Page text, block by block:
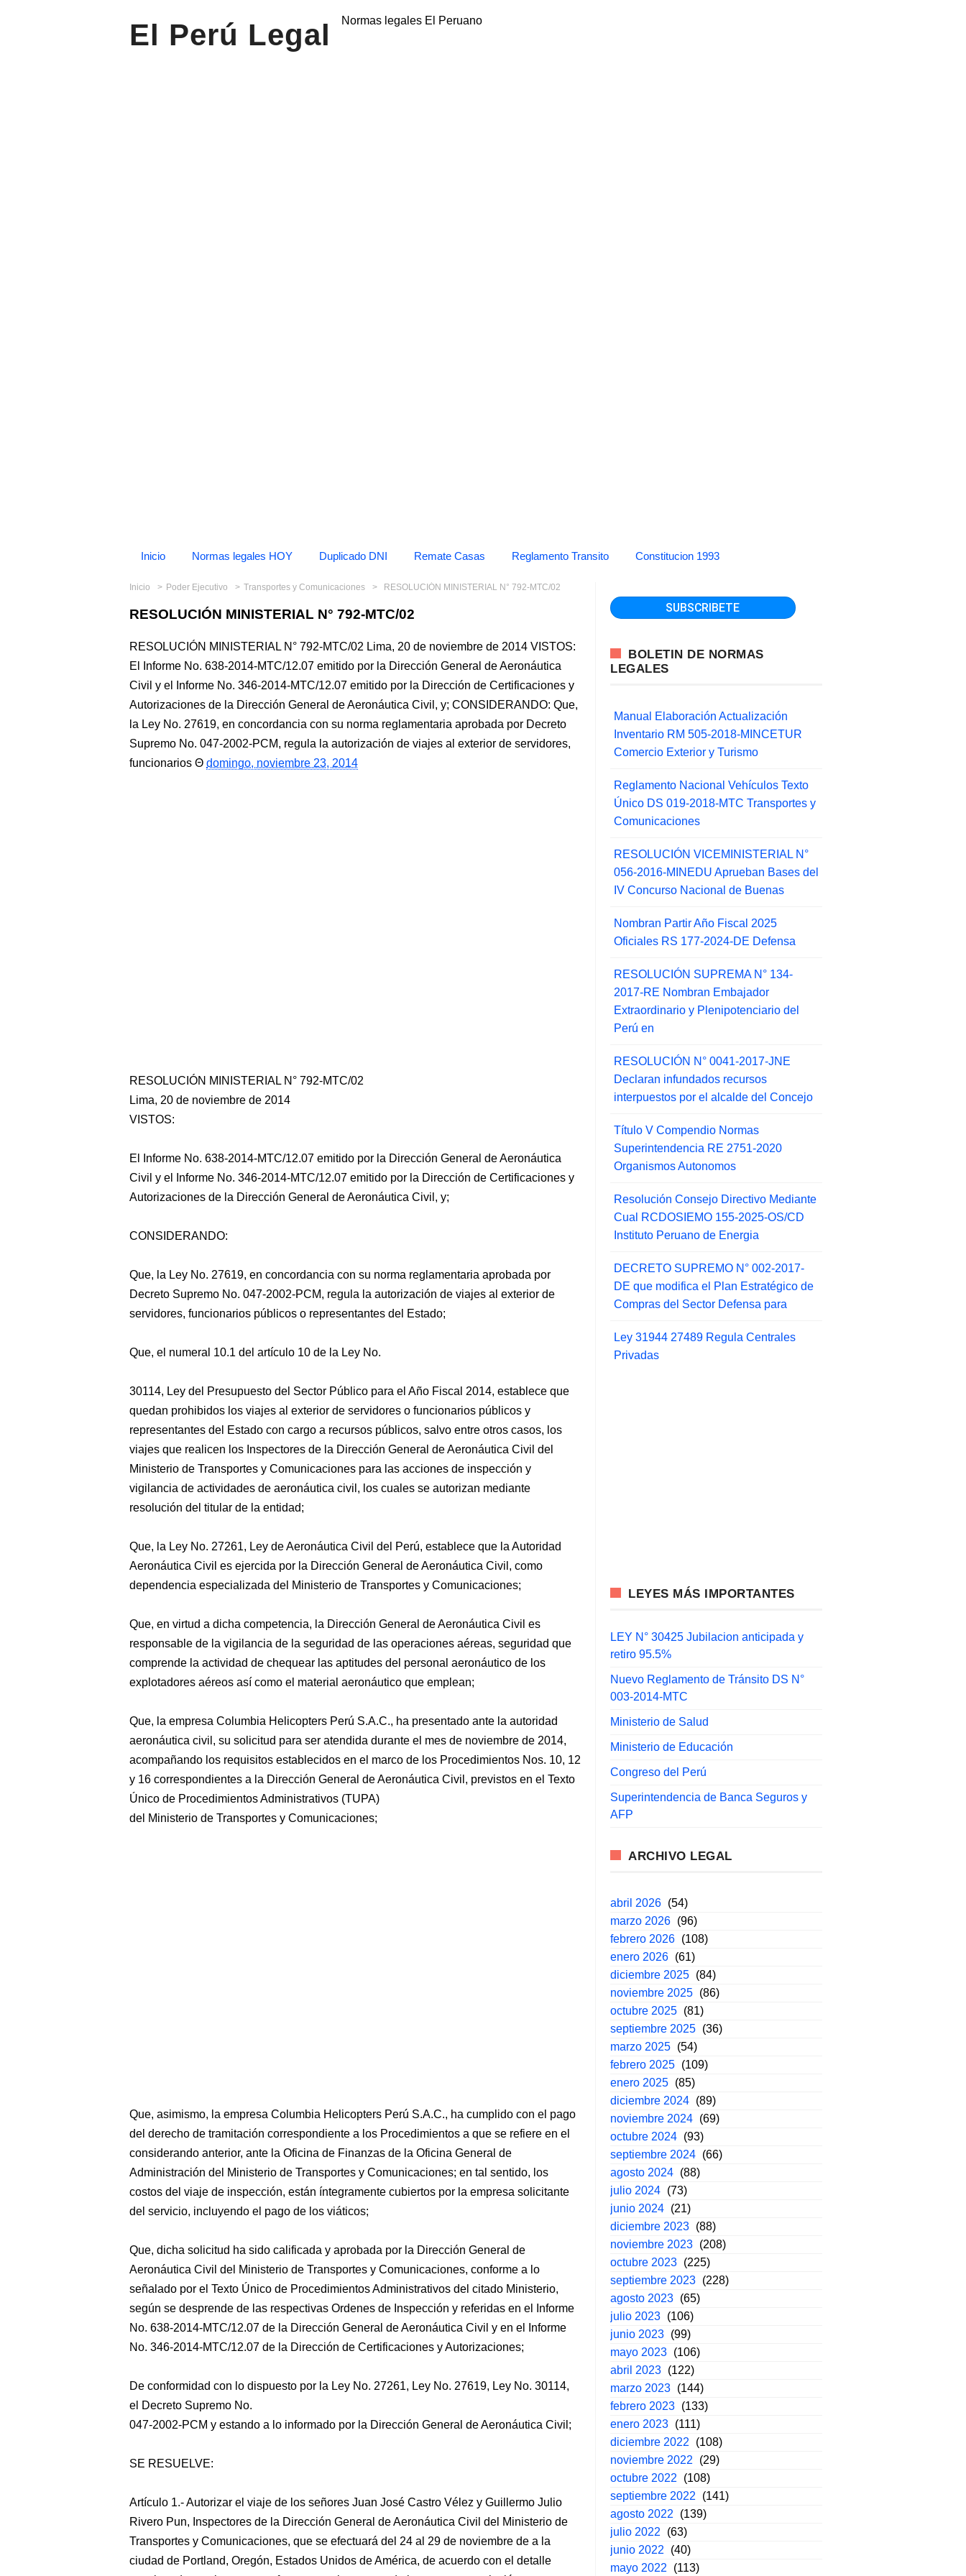
El Perú Legal Normas legales El Peruano
Inicio Normas legales HOY Duplicado DNI Remate Casas Reglamento Transito Constitucion 1993
Inicio Poder Ejecutivo Transportes y Comunicaciones RESOLUCIÓN MINISTERIAL N° 792-MTC/02
RESOLUCIÓN MINISTERIAL N° 792-MTC/02
RESOLUCIÓN MINISTERIAL N° 792-MTC/02 Lima, 20 de noviembre de 2014 VISTOS:
El Informe No. 638-2014-MTC/12.07 emitido por la Dirección General de Aeronáutica
Civil y el Informe No. 346-2014-MTC/12.07 emitido por la Dirección de Certificaciones y
Autorizaciones de la Dirección General de Aeronáutica Civil, y; CONSIDERANDO: Que,
la Ley No. 27619, en concordancia con su norma reglamentaria aprobada por Decreto
Supremo No. 047-2002-PCM, regula la autorización de viajes al exterior de servidores,
funcionarios
domingo, noviembre 23, 2014
RESOLUCIÓN MINISTERIAL N° 792-MTC/02
Lima, 20 de noviembre de 2014
VISTOS:
El Informe No. 638-2014-MTC/12.07 emitido por la Dirección General de Aeronáutica
Civil y el Informe No. 346-2014-MTC/12.07 emitido por la Dirección de Certificaciones y
Autorizaciones de la Dirección General de Aeronáutica Civil, y;
CONSIDERANDO:
Que, la Ley No. 27619, en concordancia con su norma reglamentaria aprobada por
Decreto Supremo No. 047-2002-PCM, regula la autorización de viajes al exterior de
servidores, funcionarios públicos o representantes del Estado;
Que, el numeral 10.1 del artículo 10 de la Ley No.
30114, Ley del Presupuesto del Sector Público para el Año Fiscal 2014, establece que
quedan prohibidos los viajes al exterior de servidores o funcionarios públicos y
representantes del Estado con cargo a recursos públicos, salvo entre otros casos, los
viajes que realicen los Inspectores de la Dirección General de Aeronáutica Civil del
Ministerio de Transportes y Comunicaciones para las acciones de inspección y
vigilancia de actividades de aeronáutica civil, los cuales se autorizan mediante
resolución del titular de la entidad;
Que, la Ley No. 27261, Ley de Aeronáutica Civil del Perú, establece que la Autoridad
Aeronáutica Civil es ejercida por la Dirección General de Aeronáutica Civil, como
dependencia especializada del Ministerio de Transportes y Comunicaciones;
Que, en virtud a dicha competencia, la Dirección General de Aeronáutica Civil es
responsable de la vigilancia de la seguridad de las operaciones aéreas, seguridad que
comprende la actividad de chequear las aptitudes del personal aeronáutico de los
explotadores aéreos así como el material aeronáutico que emplean;
Que, la empresa Columbia Helicopters Perú S.A.C., ha presentado ante la autoridad
aeronáutica civil, su solicitud para ser atendida durante el mes de noviembre de 2014,
acompañando los requisitos establecidos en el marco de los Procedimientos Nos. 10, 12
y 16 correspondientes a la Dirección General de Aeronáutica Civil, previstos en el Texto
Único de Procedimientos Administrativos (TUPA)
del Ministerio de Transportes y Comunicaciones;
Que, asimismo, la empresa Columbia Helicopters Perú S.A.C., ha cumplido con el pago
del derecho de tramitación correspondiente a los Procedimientos a que se refiere en el
considerando anterior, ante la Oficina de Finanzas de la Oficina General de
Administración del Ministerio de Transportes y Comunicaciones; en tal sentido, los
costos del viaje de inspección, están íntegramente cubiertos por la empresa solicitante
del servicio, incluyendo el pago de los viáticos;
Que, dicha solicitud ha sido calificada y aprobada por la Dirección General de
Aeronáutica Civil del Ministerio de Transportes y Comunicaciones, conforme a lo
señalado por el Texto Único de Procedimientos Administrativos del citado Ministerio,
según se desprende de las respectivas Ordenes de Inspección y referidas en el Informe
No. 638-2014-MTC/12.07 de la Dirección General de Aeronáutica Civil y en el Informe
No. 346-2014-MTC/12.07 de la Dirección de Certificaciones y Autorizaciones;
De conformidad con lo dispuesto por la Ley No. 27261, Ley No. 27619, Ley No. 30114,
el Decreto Supremo No.
047-2002-PCM y estando a lo informado por la Dirección General de Aeronáutica Civil;
SE RESUELVE:
Artículo 1.- Autorizar el viaje de los señores Juan José Castro Vélez y Guillermo Julio
Rivero Pun, Inspectores de la Dirección General de Aeronáutica Civil del Ministerio de
Transportes y Comunicaciones, que se efectuará del 24 al 29 de noviembre de a la
ciudad de Portland, Oregón, Estados Unidos de América, de acuerdo con el detalle
BOLETIN DE NORMAS
LEGALES
Manual Elaboración Actualización
Inventario RM 505-2018-MINCETUR
Comercio Exterior y Turismo
Reglamento Nacional Vehículos Texto
Único DS 019-2018-MTC Transportes y
Comunicaciones
RESOLUCIÓN VICEMINISTERIAL N°
056-2016-MINEDU Aprueban Bases del
IV Concurso Nacional de Buenas
Nombran Partir Año Fiscal 2025
Oficiales RS 177-2024-DE Defensa
RESOLUCIÓN SUPREMA N° 134-
2017-RE Nombran Embajador
Extraordinario y Plenipotenciario del
Perú en
RESOLUCIÓN N° 0041-2017-JNE
Declaran infundados recursos
interpuestos por el alcalde del Concejo
Título V Compendio Normas
Superintendencia RE 2751-2020
Organismos Autonomos
Resolución Consejo Directivo Mediante
Cual RCDOSIEMO 155-2025-OS/CD
Instituto Peruano de Energia
DECRETO SUPREMO N° 002-2017-
DE que modifica el Plan Estratégico de
Compras del Sector Defensa para
Ley 31944 27489 Regula Centrales
Privadas
LEYES MÁS IMPORTANTES
LEY N° 30425 Jubilacion anticipada y
retiro 95.5%
Nuevo Reglamento de Tránsito DS N°
003-2014-MTC
Ministerio de Salud
Ministerio de Educación
Congreso del Perú
Superintendencia de Banca Seguros y
AFP
ARCHIVO LEGAL
abril 2026 (54)
marzo 2026 (96)
febrero 2026 (108)
enero 2026 (61)
diciembre 2025 (84)
noviembre 2025 (86)
octubre 2025 (81)
septiembre 2025 (36)
marzo 2025 (54)
febrero 2025 (109)
enero 2025 (85)
diciembre 2024 (89)
noviembre 2024 (69)
octubre 2024 (93)
septiembre 2024 (66)
agosto 2024 (88)
julio 2024 (73)
junio 2024 (21)
diciembre 2023 (88)
noviembre 2023 (208)
octubre 2023 (225)
septiembre 2023 (228)
agosto 2023 (65)
julio 2023 (106)
junio 2023 (99)
mayo 2023 (106)
abril 2023 (122)
marzo 2023 (144)
febrero 2023 (133)
enero 2023 (111)
diciembre 2022
(108)
noviembre 2022
(29)
octubre 2022
(108)
septiembre 2022
(141)
agosto 2022
(139)
julio 2022
(63)
junio 2022
(40)
mayo 2022
(113)